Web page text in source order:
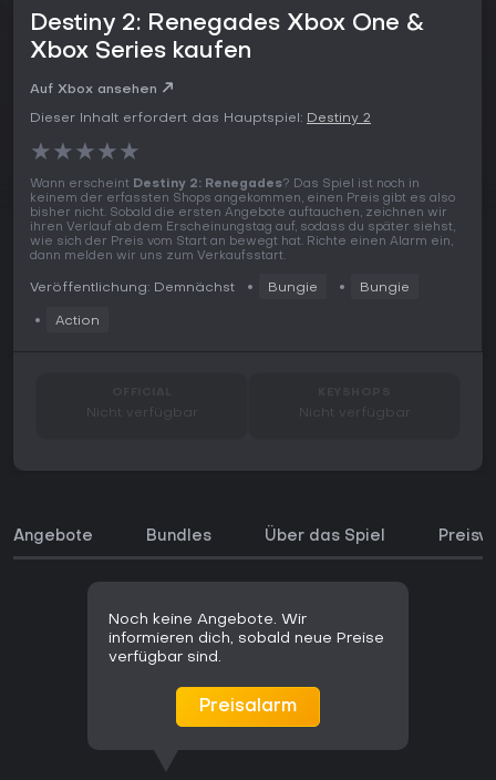
Destiny 2: Renegades Xbox One &
Xbox Series kaufen
Auf Xbox ansehen
Dieser Inhalt erfordert das Hauptspiel: Destiny 2
★★★★★
Wann erscheint Destiny 2: Renegades? Das Spiel ist noch in
keinem der erfassten Shops angekommen, einen Preis gibt es also
bisher nicht. Sobald die ersten Angebote auftauchen, zeichnen wir
ihren Verlauf ab dem Erscheinungstag auf, sodass du später siehst,
wie sich der Preis vom Start an bewegt hat. Richte einen Alarm ein,
dann melden wir uns zum Verkaufsstart.
Veröffentlichung: Demnächst Bungie Bungie
Action
Nicht verfügbar Nicht verfügbar
Angebote Bundles Über das Spiel
Noch keine Angebote. Wir
informieren dich, sobald neue Preise
verfügbar sind.
Preisalarm